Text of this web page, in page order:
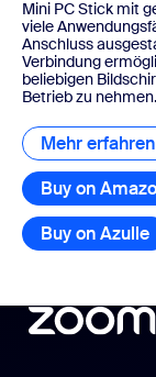
Mini PC Stick mit
viele
Anschluss
Verbindung
beliebigen
Betrieb zu nehmen.
Mehr erfahren
Buy on
Buy on Azulle